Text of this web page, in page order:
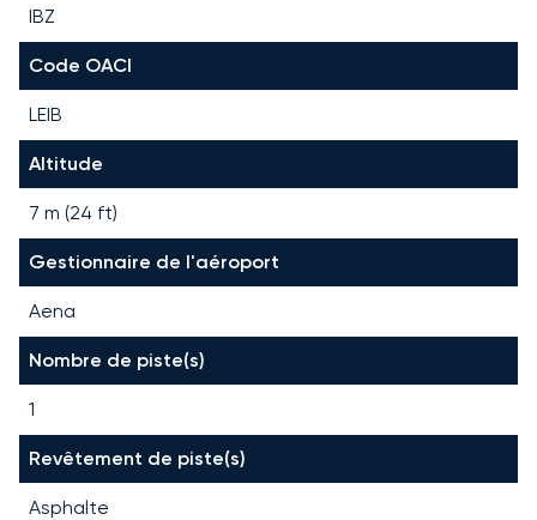
IBZ
Code OACI
LEIB
Altitude
7 m (24 ft)
Gestionnaire de l'aéroport
Aena
Nombre de piste(s)
1
Revêtement de piste(s)
Asphalte